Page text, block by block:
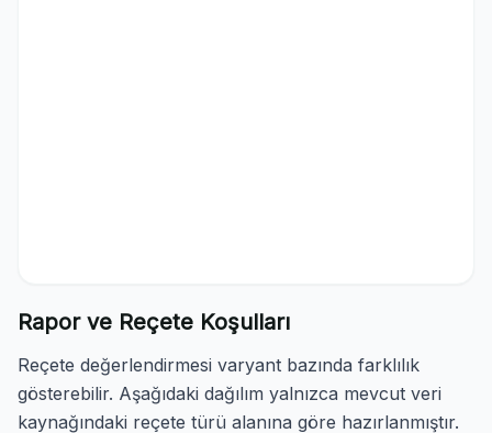
Rapor ve Reçete Koşulları
Reçete değerlendirmesi varyant bazında farklılık
gösterebilir. Aşağıdaki dağılım yalnızca mevcut veri
kaynağındaki reçete türü alanına göre hazırlanmıştır.